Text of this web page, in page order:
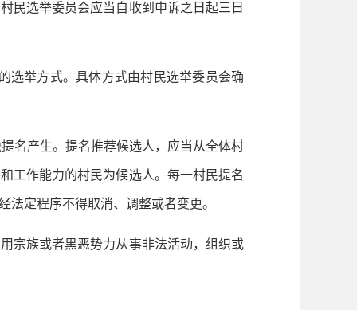
选举委员会应当自收到申诉之日起三日
选举方式。具体方式由村民选举委员会确
名产生。提名推荐候选人，应当从全体村
工作能力的村民为候选人。每一村民提名
定程序不得取消、调整或者变更。
宗族或者黑恶势力从事非法活动，组织或